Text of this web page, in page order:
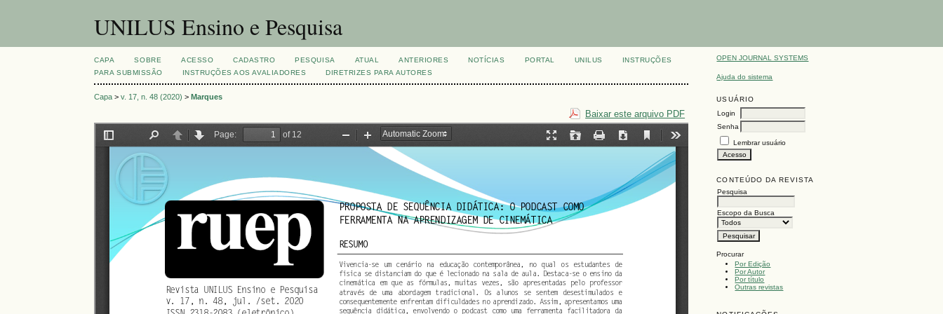
UNILUS Ensino e Pesquisa
OPEN JOURNAL SYSTEMS
Ajuda do sistema
USUÁRIO
Login
Senha
Lembrar usuário
CONTEÚDO DA REVISTA
Pesquisa
Escopo da Busca
Procurar
Por Edição
Por Autor
Por título
Outras revistas
CAPA SOBRE ACESSO CADASTRO PESQUISA ATUAL ANTERIORES NOTÍCIAS PORTAL UNILUS
INSTRUÇÕES
PARA SUBMISSÃO
INSTRUÇÕES AOS AVALIADORES DIRETRIZES PARA AUTORES
Capa >v. 17, n. 48 (2020) >Marques
Baixar este arquivo PDF